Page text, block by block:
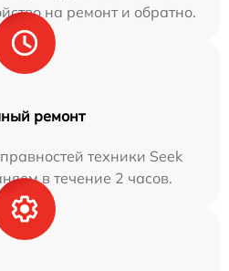
на ремонт и обратно.
ремонт
техники Seek
в течение 2 часов.